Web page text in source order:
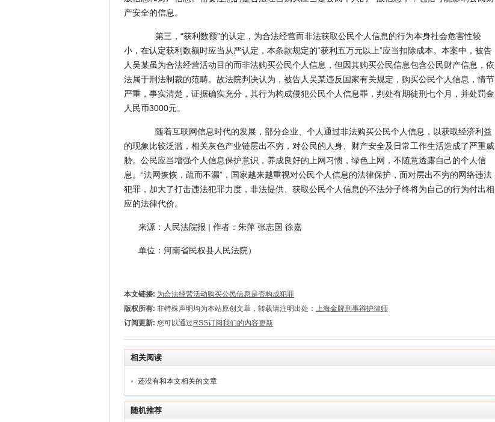
产安全的信息。
第三，“获利数额”的认定，为合法经营而非法获取公民个人信息的行为本身社会危害性较
小，在认定获利数额时应当从严认定，本条款规定的“获利五万元以上”应当扣除成本。本案中，被告
人吴某虽为合法经营活动目的而非法购买公民个人信息，但因其购买公民信息包含公民财产信息，依
法属于刑法制裁的范畴。故法院判决认为，被告人吴某违反国家有关规定，购买公民个人信息，情节
严重，事实清楚，证据确实充分，其行为构成侵犯公民个人信息罪，判处有期徒刑七个月，并处罚金
人民币3000元。
随着互联网信息时代的发展，部分企业、个人通过非法购买公民个人信息，以获取经济利益
的现象比较泛滥，相关灰色产业链层出不穷，对公民的人身、财产安全及日常工作生活造成了严重威
胁。公民应当增强个人信息保护意识，养成良好的上网习惯，绿色上网，不随意透露自己的个人信
息。“法网恢恢，疏而不漏”，国家越来越重视对公民个人信息的法律保护，面对层出不穷的网络违法
犯罪，加大了打击违法犯罪力度，非法提供、获取公民个人信息的不法分子终将为自己的行为付出相
应的法律代价。
来源：人民法院报 | 作者：朱萍 张志国 徐嘉
单位：河南省民权县人民法院）
本文链接: 为合法经营活动购买公民信息是否构成犯罪
版权所有: 非特殊声明均为本站原创文章，转载请注明出处： 上海金牌刑事辩护律师
订阅更新: 您可以通过 RSS订阅我们的内容更新
相关阅读
还没有和本文相关的文章
随机推荐